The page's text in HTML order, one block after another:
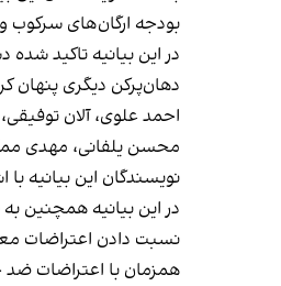
بودجه ارگان های سرکوب
در این بیانیه تاکید
دهان‌پرکن دیگری پنهان
احمد علوی، آلان
محسن يلفانی، مهدی
نویسندگان این بیانیه
در این بیانیه همچنین
نسبت دادن اعتراضات
همزمان با اعتراضات ضد